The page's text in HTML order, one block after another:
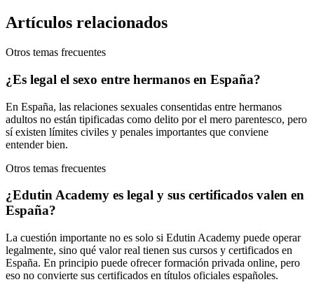
Artículos relacionados
Otros temas frecuentes
¿Es legal el sexo entre hermanos en España?
En España, las relaciones sexuales consentidas entre hermanos
adultos no están tipificadas como delito por el mero parentesco, pero
sí existen límites civiles y penales importantes que conviene
entender bien.
Otros temas frecuentes
¿Edutin Academy es legal y sus certificados valen en
España?
La cuestión importante no es solo si Edutin Academy puede operar
legalmente, sino qué valor real tienen sus cursos y certificados en
España. En principio puede ofrecer formación privada online, pero
eso no convierte sus certificados en títulos oficiales españoles.